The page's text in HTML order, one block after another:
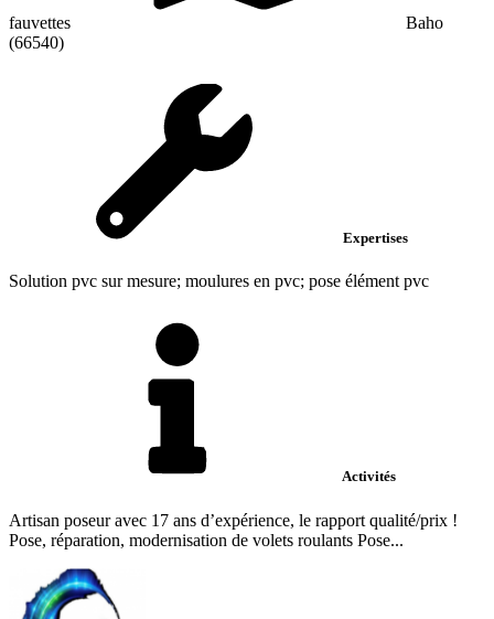
fauvettes
Baho
(66540)
Expertises
Solution pvc sur mesure; moulures en pvc; pose élément pvc
Activités
Artisan poseur avec 17 ans d’expérience, le rapport qualité/prix !
Pose, réparation, modernisation de volets roulants Pose...